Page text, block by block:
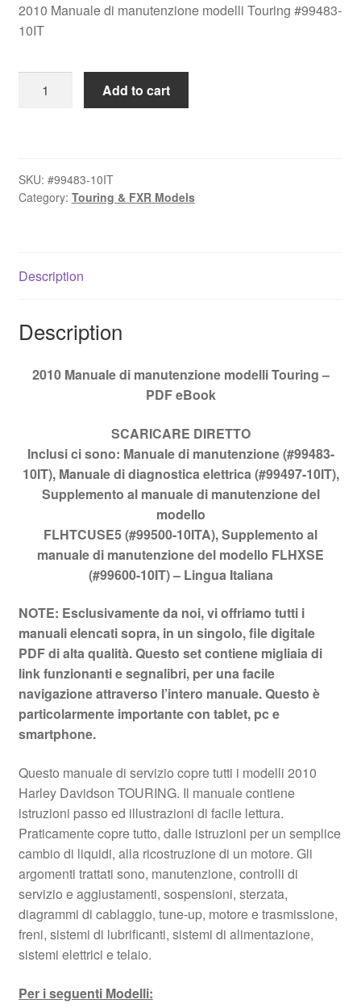
2010 Manuale di manutenzione modelli Touring #99483-
10IT
2010
Touring
#99483-
Add to cart
SKU: #99483-10IT
Category: Touring & FXR Models
Description
Description
2010 Manuale di manutenzione modelli Touring –
PDF eBook
SCARICARE DIRETTO
Inclusi ci sono: Manuale di manutenzione (#99483-
10IT), Manuale di diagnostica elettrica (#99497-10IT),
Supplemento al manuale di manutenzione del
modello
FLHTCUSE5 (#99500-10ITA), Supplemento al
manuale di manutenzione del modello FLHXSE
(#99600-10IT) – Lingua Italiana
NOTE: Esclusivamente da noi, vi offriamo tutti i
manuali elencati sopra, in un singolo, file digitale
PDF di alta qualità. Questo set contiene migliaia di
link funzionanti e segnalibri, per una facile
navigazione attraverso l’intero manuale. Questo è
particolarmente importante con tablet, pc e
smartphone.
Questo manuale di servizio copre tutti i modelli 2010
Harley Davidson TOURING. Il manuale contiene
istruzioni passo ed illustrazioni di facile lettura.
Praticamente copre tutto, dalle istruzioni per un semplice
cambio di liquidi, alla ricostruzione di un motore. Gli
argomenti trattati sono, manutenzione, controlli di
servizio e aggiustamenti, sospensioni, sterzata,
diagrammi di cablaggio, tune-up, motore e trasmissione,
freni, sistemi di lubrificanti, sistemi di alimentazione,
sistemi elettrici e telaio.
Per i seguenti Modelli: